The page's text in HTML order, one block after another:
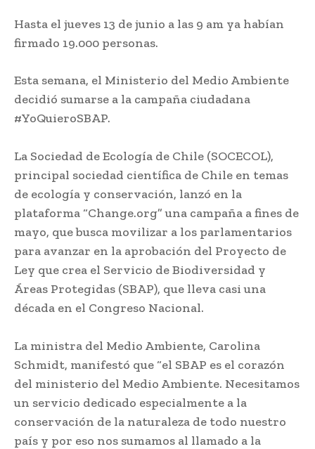
Hasta el jueves 13 de junio a las 9 am ya habían
firmado 19.000 personas.
Esta semana, el Ministerio del Medio Ambiente
decidió sumarse a la campaña ciudadana
#YoQuieroSBAP.
La Sociedad de Ecología de Chile (SOCECOL),
principal sociedad científica de Chile en temas
de ecología y conservación, lanzó en la
plataforma “Change.org” una campaña a fines de
mayo, que busca movilizar a los parlamentarios
para avanzar en la aprobación del Proyecto de
Ley que crea el Servicio de Biodiversidad y
Áreas Protegidas (SBAP), que lleva casi una
década en el Congreso Nacional.
La ministra del Medio Ambiente, Carolina
Schmidt, manifestó que “el SBAP es el corazón
del ministerio del Medio Ambiente. Necesitamos
un servicio dedicado especialmente a la
conservación de la naturaleza de todo nuestro
país y por eso nos sumamos al llamado a la